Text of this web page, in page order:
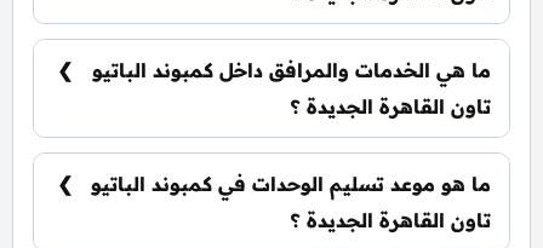
يمكنك حجز وحدتك بدفع مقدم 5% فقط، كما يتم
تقسيط الباقي على فترة تصل إلي 7 سنوات بدون أي
فوائد.
ما هي الخدمات والمرافق داخل كمبوند الباتيو
تاون القاهرة الجديدة ؟
يشمل الكمبوند مساحات خضراء واسعة، بحيرات
صناعية، نادي اجتماعي، مناطق ترفيهية للأطفال،
حمامات سباحة، ومناطق تجارية.
ما هو موعد تسليم الوحدات في كمبوند الباتيو
تاون القاهرة الجديدة ؟